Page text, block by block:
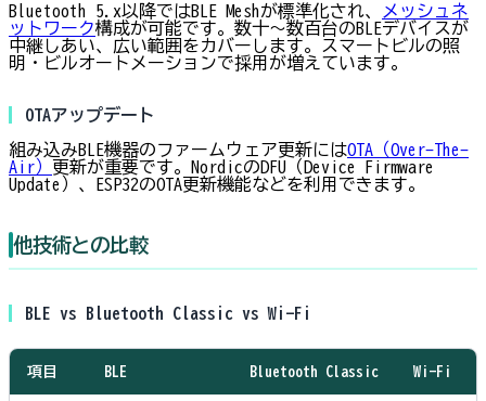
Bluetooth 5.x以降ではBLE Meshが標準化され、
メッシュネ
ットワーク構成が可能です。数十〜数百台のBLEデバイスが
中継しあい、広い範囲をカバーします。スマートビルの照
明・ビルオートメーションで採用が増えています。
OTAアップデート
組み込みBLE機器のファームウェア更新にはOTA（Over-The-
Air） 更新が重要です。NordicのDFU（Device Firmware
Update）、ESP32のOTA更新機能などを利用できます。
他技術との比較
BLE vs Bluetooth Classic vs Wi-Fi
項目 BLE Bluetooth Classic Wi-Fi